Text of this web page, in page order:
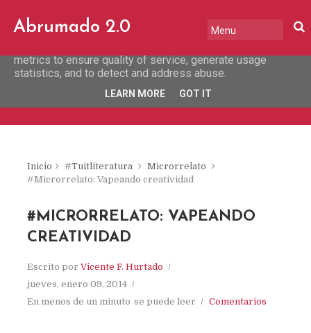
Abrumado 2.0
Inicio #Tuitliteratura
Microrrelato
#Microrrelato: Vapeando creatividad
#MICRORRELATO: VAPEANDO
CREATIVIDAD
Escrito porVicente F. Hurtado
jueves, enero 09, 2014
En menos de un minuto se puede leer Comentarios
This site uses cookies from Google to deliver its services
and to analyze traffic. Your IP address and user-agent are
metrics to ensure quality of service, generate usage
statistics, and to detect and address abuse.
LEARN MORE GOT IT